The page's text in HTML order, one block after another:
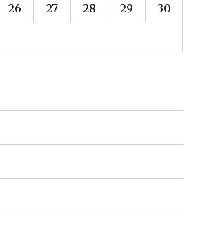
26 27 28 29 30